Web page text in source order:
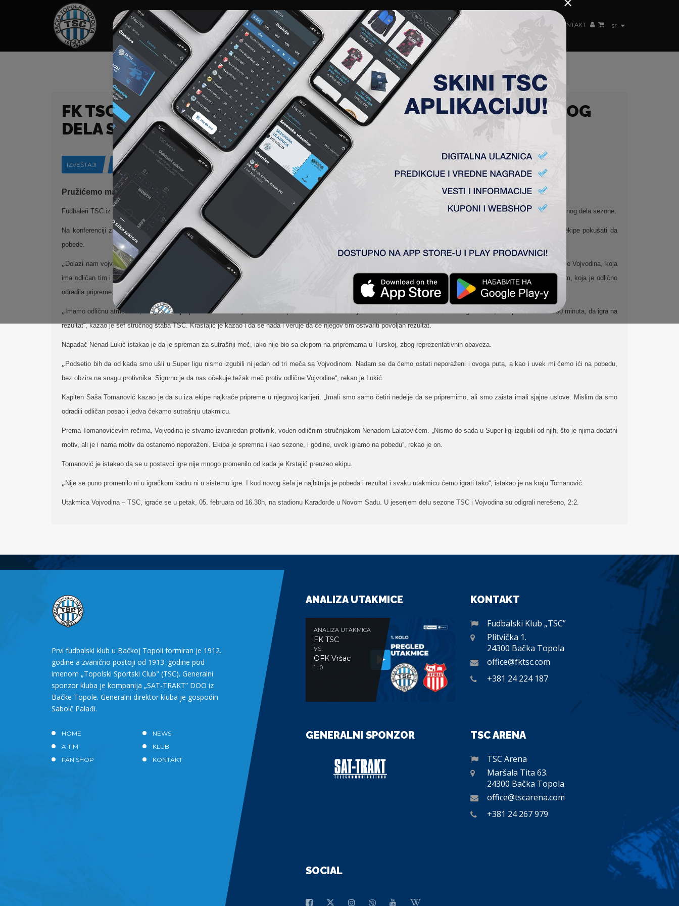
sr
HOME SPONZORI NEWS GALERIJE A TIM ČLANSTVO AKREDITACIJE KLUB AKADEMIJA ŽENSKI TIM KONTAKT
FK TSC GOSTUJE EKIPI VOJVODINE U PRVOJ UTAKMICI PROLEĆNOG
DELA SEZONE
IZVEŠTAJI 05-02-2021
Pružićemo maksimum i u nastavku prvenstva
Fudbaleri TSC iz Bačke Topole u petak, 05. februara od 16.30h, gostuju ekipi Vojvodine u 20. kolu Super lige, u uverenju da će ekipa pružiti kvalitetnu igru na početku prolećnog dela sezone.
Na konferenciji za novinare u Bačkoj Topoli,šef stručnog štaba Mladen Krstajić istakao je da očekuje interesantan duel sa Vojvodinom, u kojoj je sigurno da će obe ekipe pokušati da
pobede.
„ Dolazi nam vojvođanski derbi, uvek interesantna utakmica, u kojoj TSC do sada nije poražen, što je za nas dobro, ali sa druge strane potreban je oprez. Sigurno je da će Vojvodina, koja
ima odličan tim i trenera, pokušati sve da ostvari trijumf. Zaista se radi o jednom kvalitetnom timu“, rekao je Krstajić i dodao da i TSC može da se pohvali dobrom ekipom, koja je odlično
odradila pripreme.
„ Imamo odličnu atmosferu, što je dobra preporuka za sutrašnju utakmicu da protekne kako mi očekujemo – da ekipa bude maksimalno angažovana, disciplinovana svih 90 minuta, da igra na
rezultat“, kazao je šef stručnog štaba TSC.Krastajić je kazao i da se nada i veruje da će njegov tim ostvariti povoljan rezultat.
Napadač Nenad Lukić istakao je da je spreman za sutrašnji meč, iako nije bio sa ekipom na pripremama u Turskoj, zbog reprezentativnih obaveza.
„ Podsetio bih da od kada smo ušli u Super ligu nismo izgubili ni jedan od tri meča sa Vojvodinom. Nadam se da ćemo ostati neporaženi i ovoga puta, a kao i uvek mi ćemo ići na pobedu,
bez obzira na snagu protivnika. Sigurno je da nas očekuje težak meč protiv odlične Vojvodine“, rekao je Lukić.
Kapiten Saša Tomanović kazao je da su iza ekipe najkraće pripreme u njegovoj karijeri. „Imali smo samo četiri nedelje da se pripremimo, ali smo zaista imali sjajne uslove. Mislim da smo
odradili odličan posao i jedva čekamo sutrašnju utakmicu.
Prema Tomanovićevim rečima, Vojvodina je stvarno izvanredan protivnik, vođen odličnim stručnjakom Nenadom Lalatovićem. „Nismo do sada u Super ligi izgubili od njih, što je njima dodatni
motiv, ali je i nama motiv da ostanemo neporaženi. Ekipa je spremna i kao sezone, i godine, uvek igramo na pobedu“, rekao je on.
Tomanović je istakao da se u postavci igre nije mnogo promenilo od kada je Krstajić preuzeo ekipu.
„ Nije se puno promenilo ni u igračkom kadru ni u sistemu igre. I kod novog šefa je najbitnija je pobeda i rezultat i svaku utakmicu ćemo igrati tako“, istakao je na kraju Tomanović.
Utakmica Vojvodina – TSC, igraće se u petak, 05. februara od 16.30h, na stadionu Karađorđe u Novom Sadu. U jesenjem delu sezone TSC i Vojvodina su odigrali nerešeno, 2:2.
Prvi fudbalski klub u Bačkoj Topoli formiran je 1912.
godine a zvanično postoji od 1913. godine pod
imenom „Topolski Sportski Club" (TSC). Generalni
sponzor kluba je kompanija „SAT-TRAKT” DOO iz
Bačke Topole. Generalni direktor kluba je gospodin
Sabolč Palađi.
HOME
NEWS
A TIM
KLUB
FAN SHOP
KONTAKT
ANALIZA UTAKMICE
ANALIZA UTAKMICA
FK TSC
VS
OFK Vršac
1 : 0
KONTAKT
Fudbalski Klub „TSC”
Plitvička 1.
24300 Bačka Topola
office@fktsc.com
+381 24 224 187
GENERALNI SPONZOR TSC ARENA
TSC Arena
Maršala Tita 63.
24300 Bačka Topola
office@tscarena.com
+381 24 267 979
SOCIAL